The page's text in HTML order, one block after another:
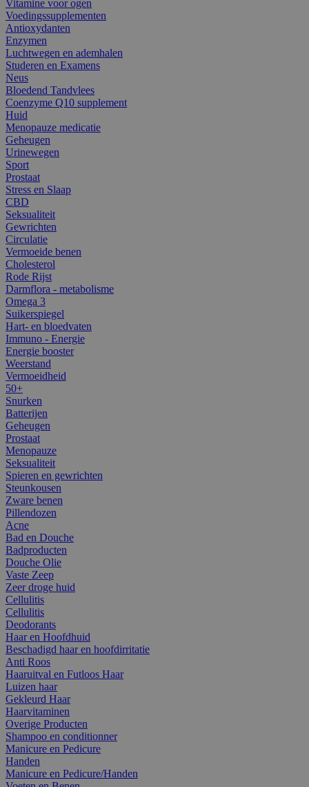
Vitamine voor ogen
Voedingssupplementen
Antioxydanten
Enzymen
Luchtwegen en ademhalen
Studeren en Examens
Neus
Bloedend Tandvlees
Coenzyme Q10 supplement
Huid
Menopauze medicatie
Geheugen
Urinewegen
Sport
Prostaat
Stress en Slaap
CBD
Seksualiteit
Gewrichten
Circulatie
Vermoeide benen
Cholesterol
Rode Rijst
Darmflora - metabolisme
Omega 3
Suikerspiegel
Hart- en bloedvaten
Immuno - Energie
Energie booster
Weerstand
Vermoeidheid
50+
Snurken
Batterijen
Geheugen
Prostaat
Menopauze
Seksualiteit
Spieren en gewrichten
Steunkousen
Zware benen
Pillendozen
Acne
Bad en Douche
Badproducten
Douche Olie
Vaste Zeep
Zeer droge huid
Cellulitis
Cellulitis
Deodorants
Haar en Hoofdhuid
Beschadigd haar en hoofdirritatie
Anti Roos
Haaruitval en Futloos Haar
Luizen haar
Gekleurd Haar
Haarvitaminen
Overige Producten
Shampoo en conditionner
Manicure en Pedicure
Handen
Manicure en Pedicure/Handen